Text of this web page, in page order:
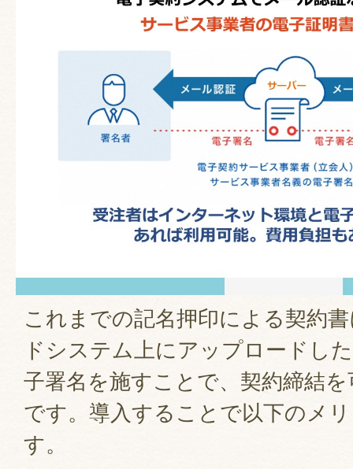
これまでの記名押印による契約
ドシステム上にアップロードし
子署名を施すことで、契約締結
です。導入することで以下のメ
す。